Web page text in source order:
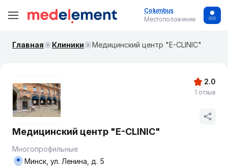
Columbus
Местоположение
Главная Клиники Медицинский центр "E-CLINIC"
Медицинский центр "E-CLINIC"
Многопрофильные
Минск, ул. Ленина, д. 5
2.0
1 отзыв